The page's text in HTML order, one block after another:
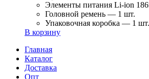
Элементы питания Li-ion
Головной ремень — 1 шт.
Упаковочная коробка — 1 шт.
В корзину
Главная
Каталог
Доставка
Опт